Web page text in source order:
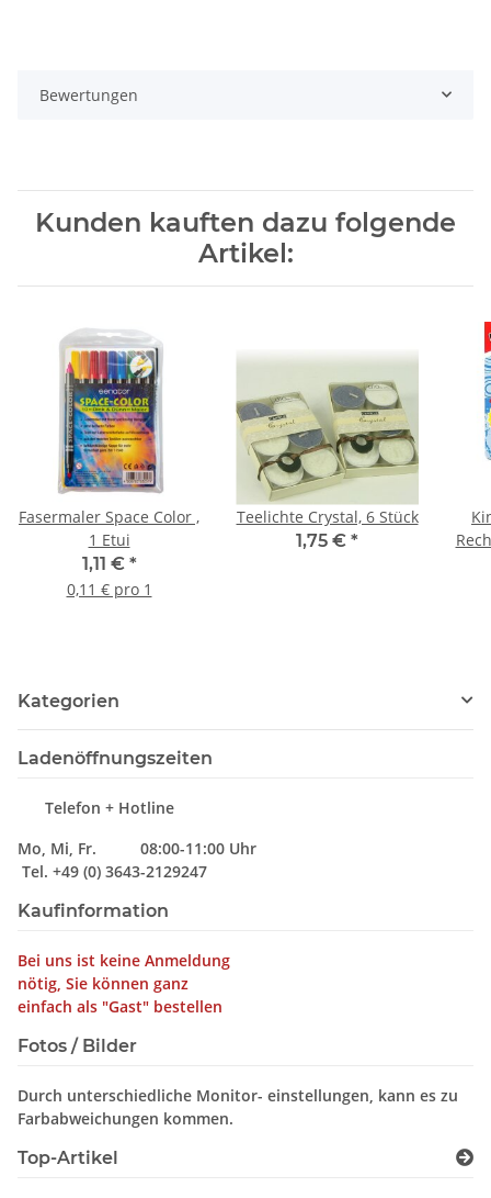
Bewertungen
Kunden kauften dazu folgende
Artikel:
Fasermaler Space Color ,
1 Etui
1,11 € *
0,11 € pro 1
Teelichte Crystal, 6 Stück
1,75 € *
Kategorien
Ladenöffnungszeiten
Telefon + Hotline
Mo, Mi, Fr. 08:00-11:00 Uhr
Tel. +49 (0) 3643-2129247
Kaufinformation
Bei uns ist keine Anmeldung
nötig, Sie können ganz
einfach als "Gast" bestellen
Fotos / Bilder
Durch unterschiedliche Monitor- einstellungen, kann es zu
Farbabweichungen kommen.
Top-Artikel